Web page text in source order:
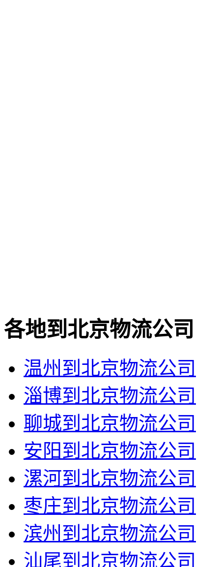
各地到北京物流公司
温州到北京物流公司
淄博到北京物流公司
聊城到北京物流公司
安阳到北京物流公司
漯河到北京物流公司
枣庄到北京物流公司
滨州到北京物流公司
汕尾到北京物流公司